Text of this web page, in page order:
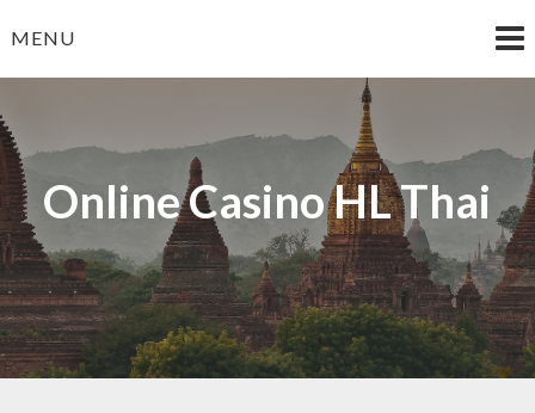
toMENU
Online Casino HL Thai